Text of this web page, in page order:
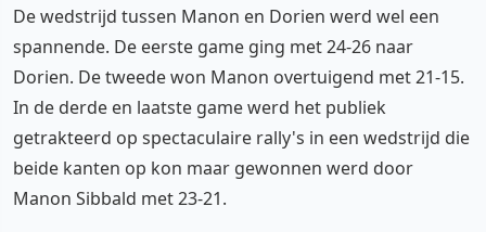
De wedstrijd tussen Manon en Dorien werd wel een
spannende. De eerste game ging met 24-26 naar
Dorien. De tweede won Manon overtuigend met 21-15.
In de derde en laatste game werd het publiek
getrakteerd op spectaculaire rally's in een wedstrijd die
beide kanten op kon maar gewonnen werd door
Manon Sibbald met 23-21.